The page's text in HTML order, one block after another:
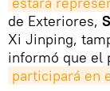
de Exteriores,
Xi Jinping,
informó que el
participará en